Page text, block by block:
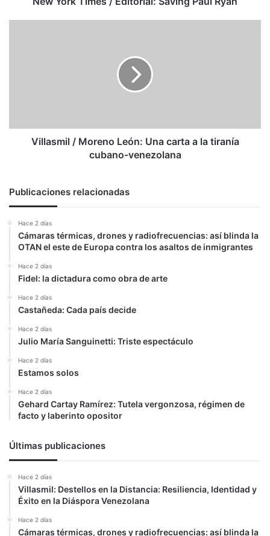
tiranía
cubano-Villasmil / Moreno León: Una carta a la tiranía
cubano-venezolana
Publicaciones relacionadas
Hace 2 días
Cámaras térmicas, drones y radiofrecuencias: así blinda la
OTAN el este de Europa contra los asaltos de inmigrantes
Hace 2 días
Fidel: la dictadura como obra de arte
Hace 2 días
Castañeda: Cada país decide
Hace 2 días
Julio María Sanguinetti: Triste espectáculo
Hace 2 días
Estamos solos
Hace 2 días
Gehard Cartay Ramírez: Tutela vergonzosa, régimen de
facto y laberinto opositor
Últimas publicaciones
Hace 2 días
Villasmil: Destellos en la Distancia: Resiliencia, Identidad y
Éxito en la Diáspora Venezolana
Hace 2 días
Cámaras térmicas, drones y radiofrecuencias: así blinda la